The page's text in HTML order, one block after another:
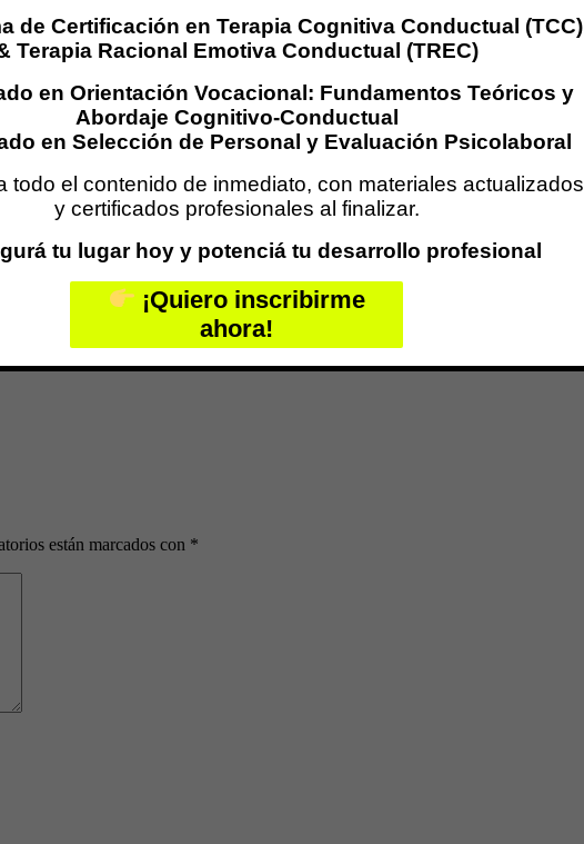
están marcados con *
de Certificación en Terapia Cognitiva Conductual (TCC)
Terapia Racional Emotiva Conductual (TREC)
en Orientación Vocacional: Fundamentos Teóricos y
Abordaje Cognitivo-Conductual
en Selección de Personal y Evaluación Psicolaboral
todo el contenido de inmediato, con materiales actualizados
y certificados profesionales al finalizar.
tu lugar hoy y potenciá tu desarrollo profesional
¡Quiero inscribirme
ahora!